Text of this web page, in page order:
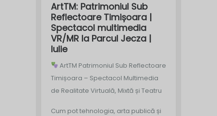
ArtTM: Patrimoniul Sub
Reflectoare Timișoara |
Spectacol multimedia
VR/MR la Parcul Jecza |
Iulie
ArtTM Patrimoniul Sub Reflectoare
Timișoara – Spectacol Multimedia
de Realitate Virtuală, Mixtă și Teatru
Cum pot tehnologia, arta publică și